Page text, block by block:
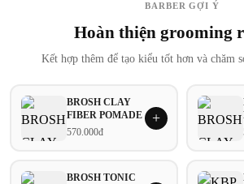
BARBER GỢI Ý
Hoàn thiện grooming
Kết hợp thêm để tạo kiểu tốt hơn và chăm
BROSH CLAY
FIBER POMADE
570.000đ
+
BROSH TONIC